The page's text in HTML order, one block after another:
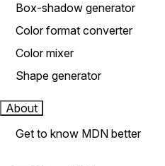
Box-shadow generator
Color format converter
Color mixer
Shape generator
About
Get to know MDN better